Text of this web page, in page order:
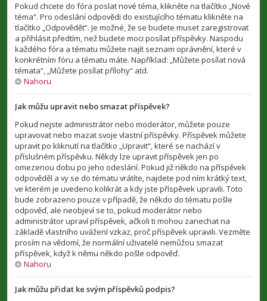
Pokud chcete do fóra poslat nové téma, klikněte na tlačítko „Nové
téma“. Pro odeslání odpovědi do existujícího tématu klikněte na
tlačítko „Odpovědět“. Je možné, že se budete muset zaregistrovat
a přihlásit předtím, než budete moci posílat příspěvky. Naspodu
každého fóra a tématu můžete najít seznam oprávnění, které v
konkrétním fóru a tématu máte. Například: „Můžete posílat nová
témata“, „Můžete posílat přílohy“ atd.
Nahoru
Jak můžu upravit nebo smazat příspěvek?
Pokud nejste administrátor nebo moderátor, můžete pouze
upravovat nebo mazat svoje vlastní příspěvky. Příspěvek můžete
upravit po kliknutí na tlačítko „Upravit“, které se nachází v
příslušném příspěvku. Někdy lze upravit příspěvek jen po
omezenou dobu po jeho odeslání. Pokud již někdo na příspěvek
odpověděl a vy se do tématu vrátíte, najdete pod ním krátký text,
ve kterém je uvedeno kolikrát a kdy jste příspěvek upravili. Toto
bude zobrazeno pouze v případě, že někdo do tématu pošle
odpověď, ale neobjeví se to, pokud moderátor nebo
administrátor upraví příspěvek, ačkoli ti mohou zanechat na
základě vlastního uvážení vzkaz, proč příspěvek upravili. Vezměte
prosím na vědomí, že normální uživatelé nemůžou smazat
příspěvek, když k němu někdo pošle odpověď.
Nahoru
Jak můžu přidat ke svým příspěvků podpis?